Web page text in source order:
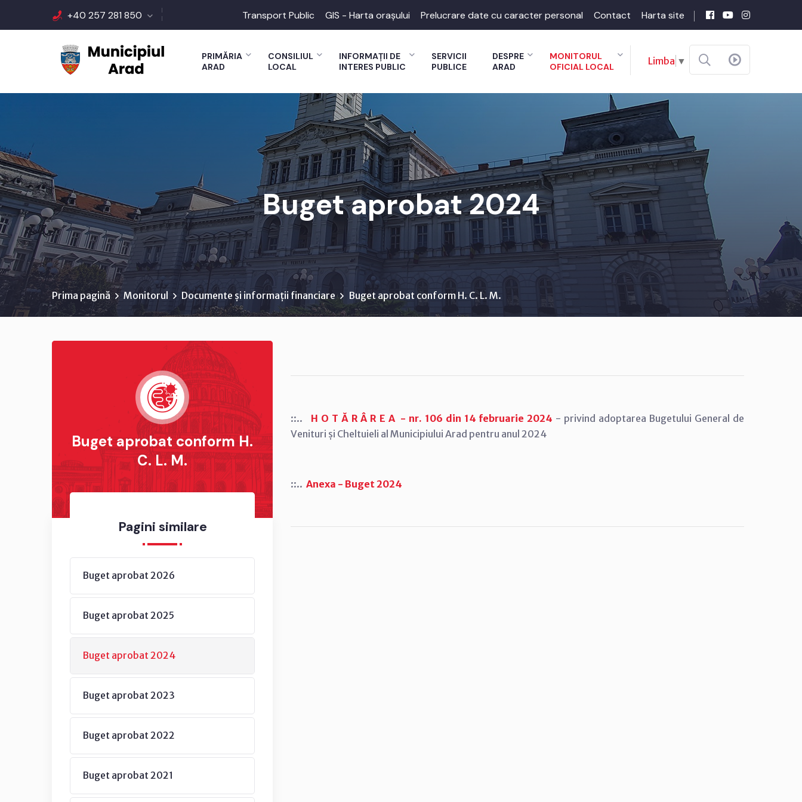
+40 257 281 850 Transport Public GIS - Harta orașului Prelucrare date cu caracter personal Contact Harta site
PRIMĂRIA
ARAD
CONSILIUL
LOCAL
INFORMAȚII DE
INTERES PUBLIC
SERVICII
PUBLICE
DESPRE
ARAD
MONITORUL
OFICIAL LOCAL
Limba ▼
Buget aprobat 2024
Prima pagină Monitorul Documente și informații financiare Buget aprobat conform H. C. L. M.
Buget aprobat conform H.
C. L. M.
Pagini similare
Buget aprobat 2026
Buget aprobat 2025
Buget aprobat 2024
Buget aprobat 2023
Buget aprobat 2022
Buget aprobat 2021
::.. H O T Ă R Â R E A - nr. 106 din 14 februarie 2024 - privind adoptarea Bugetului General de
Venituri și Cheltuieli al Municipiului Arad pentru anul 2024
::.. Anexa - Buget 2024